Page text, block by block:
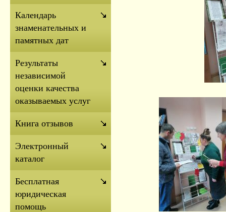
Календарь
знаменательных и
памятных дат
Результаты
независимой
оценки качества
оказываемых услуг
Книга отзывов
Электронный
каталог
Бесплатная
юридическая
помощь